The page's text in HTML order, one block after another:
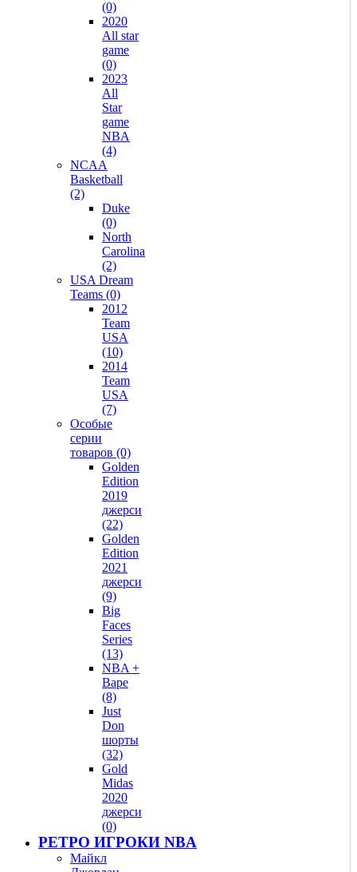
(0)
2020
All star
game
(0)
2023
All
Star
game
NBA
(4)
NCAA
Basketball
(2)
Duke
(0)
North
Carolina
(2)
USA Dream
Teams (0)
2012
Team
USA
(10)
2014
Team
USA
(7)
Особые
серии
товаров (0)
Golden
Edition
2019
джерси
(22)
Golden
Edition
2021
джерси
(9)
Big
Faces
Series
(13)
NBA +
Bape
(8)
Just
Don
шорты
(32)
Gold
Midas
2020
джерси
(0)
РЕТРО ИГРОКИ NBA
Майкл